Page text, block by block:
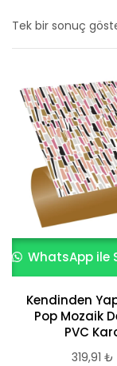
Tek bir sonuç
WhatsApp ile
Kendinden
Pop Mozaik
PVC
319,91 ₺